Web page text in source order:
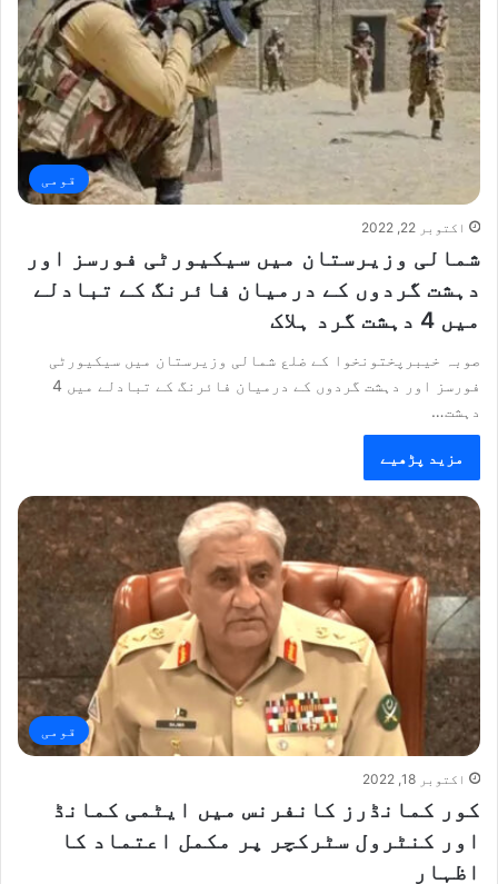
قومی
اکتوبر 22, 2022
شمالی وزیرستان میں سیکیورٹی فورسز اور
دہشت گردوں کے درمیان فائرنگ کے تبادلے
میں 4 دہشت گرد ہلاک
صوبہ خیبرپختونخوا کے ضلع شمالی وزیرستان میں سیکیورٹی
فورسز اور دہشت گردوں کے درمیان فائرنگ کے تبادلے میں 4
دہشت…
مزید پڑھیے
قومی
اکتوبر 18, 2022
کور کمانڈرز کانفرنس میں ایٹمی کمانڈ
اور کنٹرول سٹرکچر پر مکمل اعتماد کا
اظہار